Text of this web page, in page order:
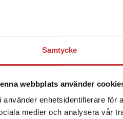
Samtycke
webbplats använder
använder enhetsidentifierare för
medier och analysera vår
Det
analys.